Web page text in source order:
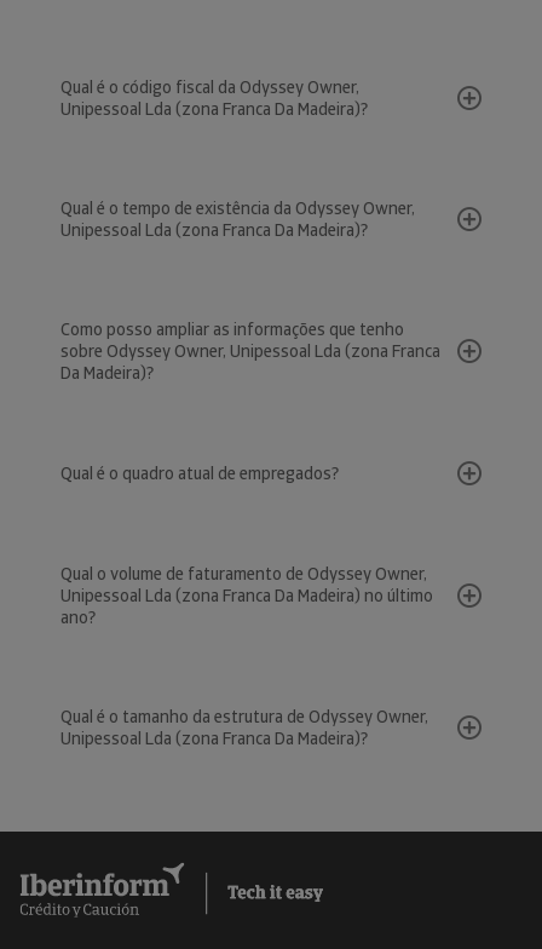
Qual é o código fiscal da Odyssey Owner,
Unipessoal Lda (zona Franca Da Madeira)?
Qual é o tempo de existência da Odyssey Owner,
Unipessoal Lda (zona Franca Da Madeira)?
Como posso ampliar as informações que tenho
sobre Odyssey Owner, Unipessoal Lda (zona Franca
Da Madeira)?
Qual é o quadro atual de empregados?
Qual o volume de faturamento de Odyssey Owner,
Unipessoal Lda (zona Franca Da Madeira) no último
ano?
Qual é o tamanho da estrutura de Odyssey Owner,
Unipessoal Lda (zona Franca Da Madeira)?